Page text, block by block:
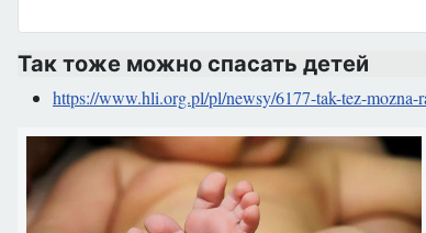
Так тоже можно спасать детей
https://www.hli.org.pl/pl/newsy/6177-tak-tez-